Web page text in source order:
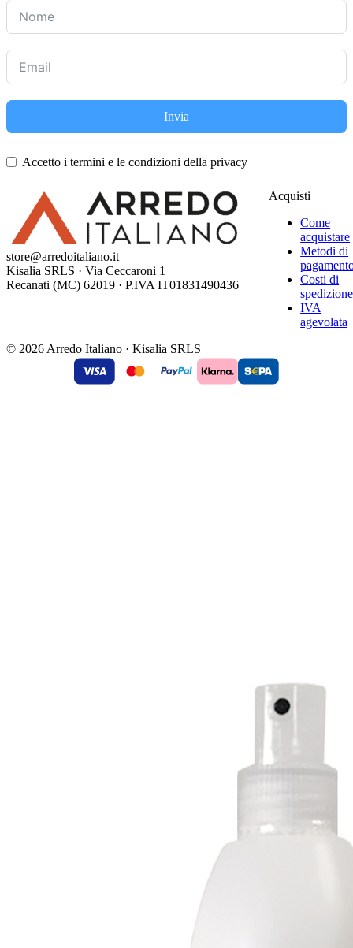
Invia
Accetto i termini e le condizioni della privacy
store@arredoitaliano.it
Kisalia SRLS · Via Ceccaroni 1
Recanati (MC) 62019 · P.IVA IT01831490436
Acquisti
Come
acquistare
Metodi di
Costi di
spedizione
IVA
agevolata
© 2026 Arredo Italiano · Kisalia SRLS